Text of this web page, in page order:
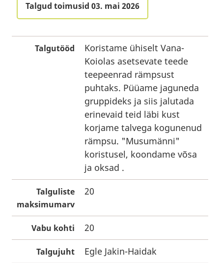
Talgud toimusid 03. mai 2026
Talgutööd
Koristame ühiselt Vana-
Koiolas asetsevate teede
teepeenrad rämpsust
puhtaks. Püüame jaguneda
gruppideks ja siis jalutada
erinevaid teid läbi kust
korjame talvega kogunenud
rämpsu. "Musumänni"
koristusel, koondame võsa
ja oksad .
Talguliste
maksimumarv
20
Vabu kohti 20
Talgujuht Egle Jakin-Haidak